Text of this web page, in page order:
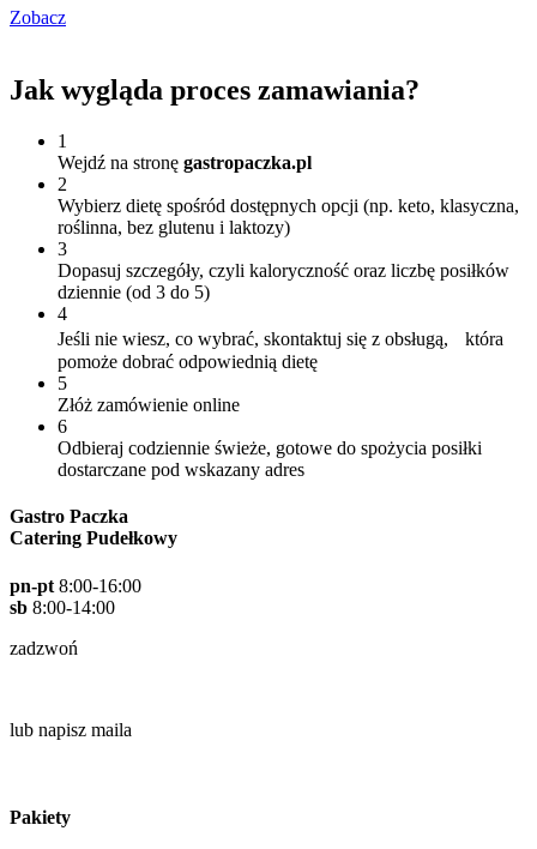
Zobacz
Jak wygląda proces zamawiania?
1
Wejdź na stronę gastropaczka.pl
2
Wybierz dietę spośród dostępnych opcji (np. keto, klasyczna,
roślinna, bez glutenu i laktozy)
3
Dopasuj szczegóły, czyli kaloryczność oraz liczbę posiłków
dziennie (od 3 do 5)
4
Jeśli nie wiesz, co wybrać, skontaktuj się z obsługą, która
pomoże dobrać odpowiednią dietę
5
Złóż zamówienie online
6
Odbieraj codziennie świeże, gotowe do spożycia posiłki
dostarczane pod wskazany adres
Gastro Paczka
Catering Pudełkowy
pn-pt 8:00-16:00
sb 8:00-14:00
zadzwoń
lub napisz maila
Pakiety